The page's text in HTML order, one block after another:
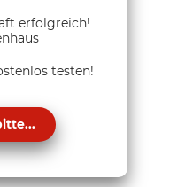
erfolgreich!
testen!